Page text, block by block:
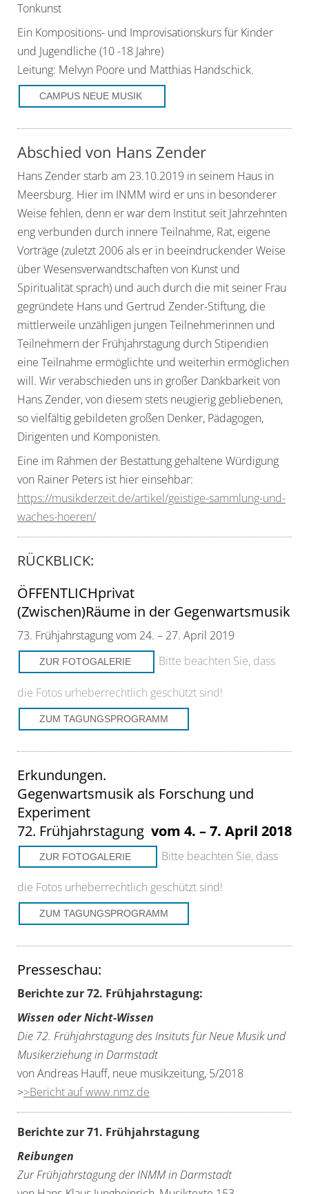
Tonkunst
Ein Kompositions- und Improvisationskurs für Kinder
und Jugendliche (10 -18 Jahre)
Leitung: Melvyn Poore und Matthias Handschick.
CAMPUS NEUE MUSIK
Abschied von Hans Zender
Hans Zender starb am 23.10.2019 in seinem Haus in
Meersburg. Hier im INMM wird er uns in besonderer
Weise fehlen, denn er war dem Institut seit Jahrzehnten
eng verbunden durch innere Teilnahme, Rat, eigene
Vorträge (zuletzt 2006 als er in beeindruckender Weise
über Wesensverwandtschaften von Kunst und
Spiritualität sprach) und auch durch die mit seiner Frau
gegründete Hans und Gertrud Zender-Stiftung, die
mittlerweile unzähligen jungen Teilnehmerinnen und
Teilnehmern der Frühjahrstagung durch Stipendien
eine Teilnahme ermöglichte und weiterhin ermöglichen
will. Wir verabschieden uns in großer Dankbarkeit von
Hans Zender, von diesem stets neugierig gebliebenen,
so vielfältig gebildeten großen Denker, Pädagogen,
Dirigenten und Komponisten.
Eine im Rahmen der Bestattung gehaltene Würdigung
von Rainer Peters ist hier einsehbar:
https://musikderzeit.de/artikel/geistige-sammlung-und-
waches-hoeren/
RÜCKBLICK:
ÖFFENTLICHprivat
(Zwischen)Räume in der Gegenwartsmusik
73. Frühjahrstagung vom 24. – 27. April 2019
ZUR FOTOGALERIE Bitte beachten Sie, dass
die Fotos urheberrechtlich geschützt sind!
ZUM TAGUNGSPROGRAMM
Erkundungen.
Gegenwartsmusik als Forschung und
Experiment
72. Frühjahrstagung vom 4. – 7. April 2018
ZUR FOTOGALERIE Bitte beachten Sie, dass
die Fotos urheberrechtlich geschützt sind!
ZUM TAGUNGSPROGRAMM
Presseschau:
Berichte zur 72. Frühjahrstagung:
Wissen oder Nicht-Wissen
Die 72. Frühjahrstagung des Insituts für Neue Musik und
Musikerziehung in Darmstadt
von Andreas Hauff, neue musikzeitung, 5/2018
>>Bericht auf www.nmz.de
Berichte zur 71. Frühjahrstagung
Reibungen
Zur Frühjahrstagung der INMM in Darmstadt